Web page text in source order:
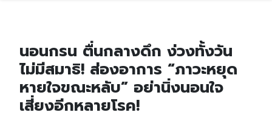
นอนกรน ตื่นกลางดึก ง่วงทั้งวัน
ไม่มีสมาธิ! ส่องอาการ “ภาวะหยุด
หายใจขณะหลับ” อย่านิ่งนอนใจ
เสี่ยงอีกหลายโรค!